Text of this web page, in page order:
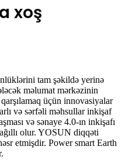
xoş
tam şəkildə yerinə
məlumat mərkəzinin
üçün innovasiyalar
və sərfəli məhsullar inkişaf
və sənaye 4.0-ın inkişafı
olur. YOSUN diqqəti
etmişdir. Power smart Earth